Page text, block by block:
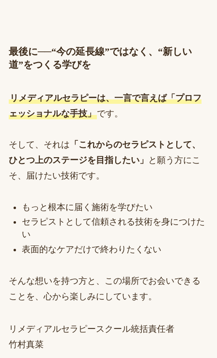
最後に──“今の延長線”ではなく、“新しい
道”をつくる学びを
リメディアルセラピーは、一言で言えば「プロフ
ェッショナルな手技」です。
そして、それは 「これからのセラピストとして、
ひとつ上のステージを目指したい」
と願う方にこ
そ、届けたい技術です。
もっと根本に届く施術を学びたい
セラピストとして信頼される技術を身につけた
い
表面的なケアだけで終わりたくない
そんな想いを持つ方と、この場所でお会いできる
ことを、心から楽しみにしています。
リメディアルセラピースクール統括責任者
竹村真菜